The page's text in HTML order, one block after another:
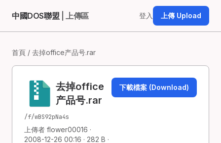
中國DOS聯盟 | 上傳區 登入 上傳 Upload
首頁 / 去掉office产品号.rar
去掉office
产品号.rar
/f/wBS92pNa4s
上傳者 flower00016 ·
2008-12-26 00:16 · 282 B ·
下載檔案 (Download)